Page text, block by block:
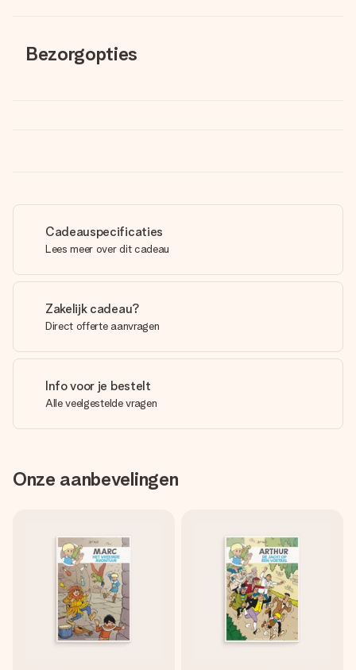
Bezorgopties
Cadeauspecificaties
Lees meer over dit cadeau
Zakelijk cadeau?
Direct offerte aanvragen
Info voor je bestelt
Alle veelgestelde vragen
Onze aanbevelingen